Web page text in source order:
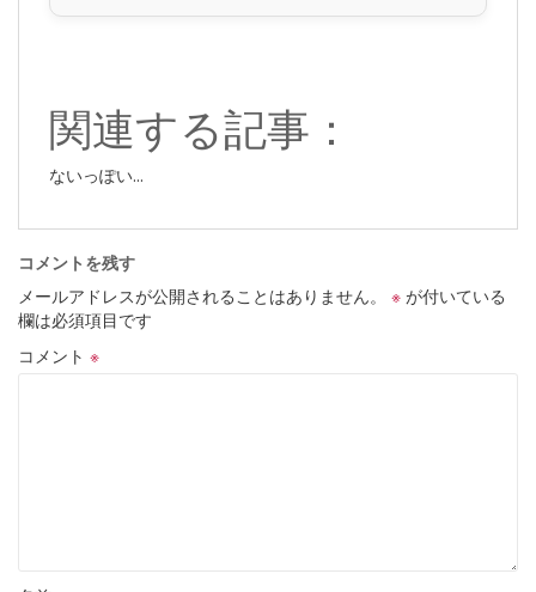
関連する記事：
ないっぽい...
コメントを残す
メールアドレスが公開されることはありません。
※ が付いている
欄は必須項目です
コメント ※